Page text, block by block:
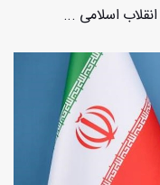
اسلامی ...